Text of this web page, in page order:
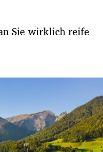
Sie wirklich reife